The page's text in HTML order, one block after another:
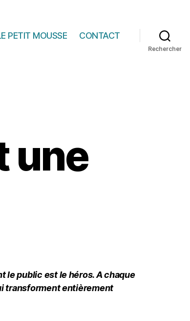
PETIT MOUSSE CONTACT
Rechercher
une
le public est le héros. A chaque
transforment entièrement